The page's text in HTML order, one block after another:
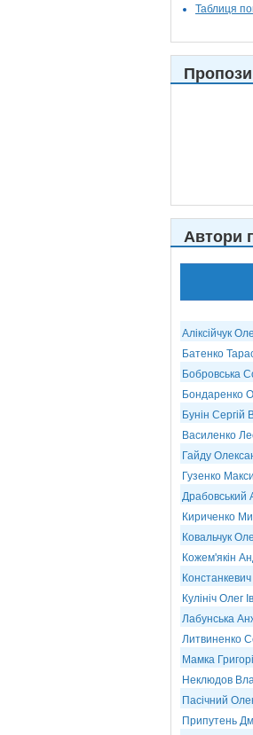
Таблиця
Автори
Аліксійчук
Батенко
Бобровська
Бондаренко
Бунін Сергій
Василенко
Гайду
Гузенко
Драбовський
Кириченко
Ковальчук
Кожем'якін
Кулініч Олег
Лабунська
Литвиненко
Мамка
Неклюдов
Пасічний
Припутень